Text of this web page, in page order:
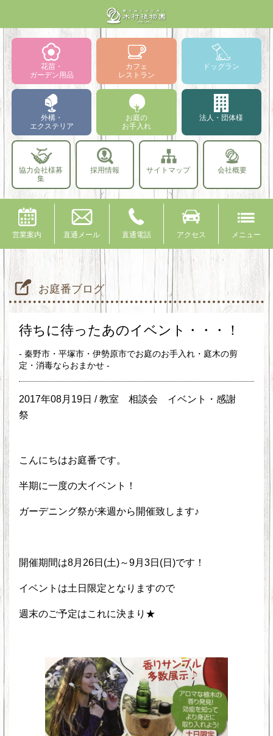
花苗・
ガーデン用品
カフェ
レストラン
ドッグラン
外構・
エクステリア
お庭の
お手入れ
法人・団体様
協力会社様募
集
採用情報 サイトマップ 会社概要
営業案内 直通メール 直通電話 アクセス メニュー
お庭番ブログ
待ちに待ったあのイベント・・・！
- 秦野市・平塚市・伊勢原市でお庭のお手入れ・庭木の剪
定・消毒ならおまかせ -
2017年08月19日 /教室 相談会
イベント・感謝
祭
こんにちはお庭番です。
半期に一度の大イベント！
ガーデニング祭が来週から開催致します♪
開催期間は8月26日(土)～9月3日(日)です！
イベントは土日限定となりますので
週末のご予定はこれに決まり★